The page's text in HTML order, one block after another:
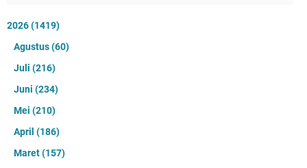
2026(1419)
Agustus(60)
Juli (216)
Juni (234)
Mei (210)
April (186)
Maret(157)